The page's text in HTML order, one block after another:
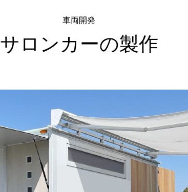
レンタル 企画商品
車両開発
サロンカーの製作